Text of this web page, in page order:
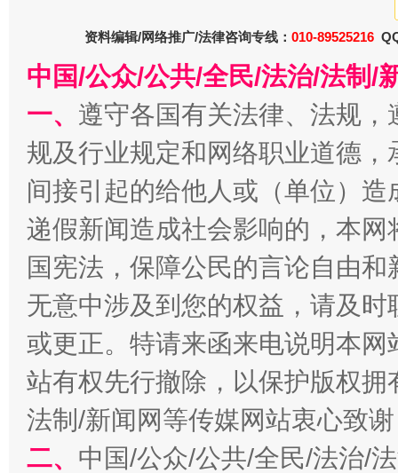
东山县通报“牛蛙产品抗生素超标问题” 法
千年窑火 生生不息 一
资料编辑/网络推广/法律咨询专线： 010-89525216
中国/公众/公共/全民/法治/法制/
一、 遵守各国有关法律、法规
规及行业规定和网络职业道德
间接引起的给他人或（单位）
递假新闻造成社会影响的，本
国宪法，保障公民的言论自由
无意中涉及到您的权益，请及
或更正。特请来函来电说明本
站有权先行撤除，以保护版权
法制/新闻网等传媒网站衷心致
二、 中国/公众/公共/全民/法治/